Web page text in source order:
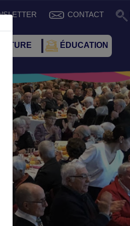
CONTACT
ÉDUCATION